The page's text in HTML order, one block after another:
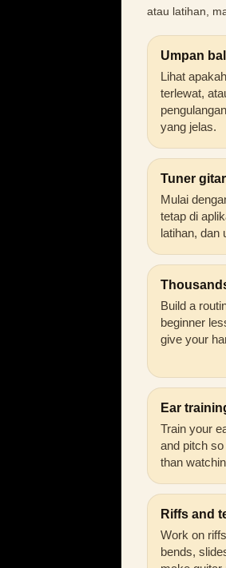
atau latihan,
Umpan
Lihat
terlewat,
yang jelas.
Tuner
Mulai
tetap di
latihan, dan
Build a
beginner
give your
Ear
Train your
and pitch
than
Riffs and
Work on
bends,